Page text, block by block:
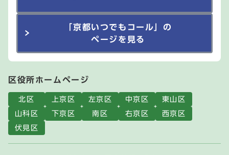
「京都いつでもコール」の
ページを見る
区役所ホームページ
北区 上京区 左京区 中京区
東山区
山科区
下京区 南区 右京区
西京区
伏見区